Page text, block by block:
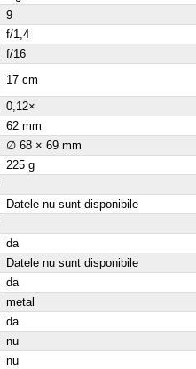
9
f/1,4
f/16
17 cm
0,12×
62 mm
∅ 68 × 69 mm
225 g
Datele nu sunt disponibile
da
Datele nu sunt disponibile
da
metal
da
nu
nu